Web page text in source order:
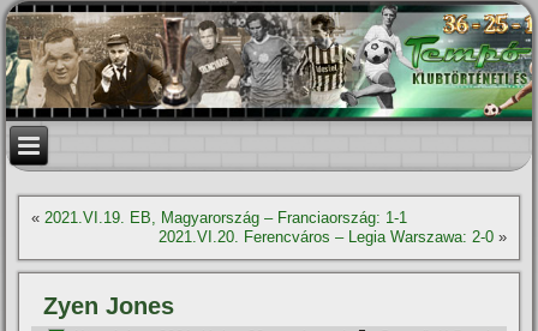
«2021.VI.19. EB, Magyarország – Franciaország: 1-1
2021.VI.20. Ferencváros – Legia Warszawa: 2-0»
Zyen Jones